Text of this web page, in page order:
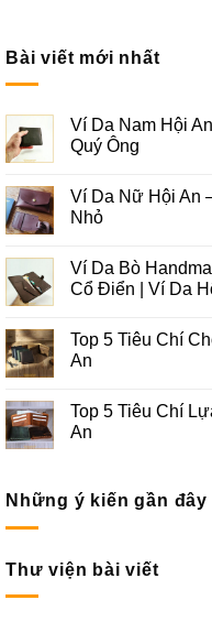
Bài viết mới nhất
Ví Da Nam Hội
Quý Ông
Ví Da Nữ Hội An
Nhỏ
Ví Da Bò
Cổ Điển | Ví Da
Top 5 Tiêu Chí
An
Top 5 Tiêu Chí
An
Những ý kiến gần đây
Thư viện bài viết